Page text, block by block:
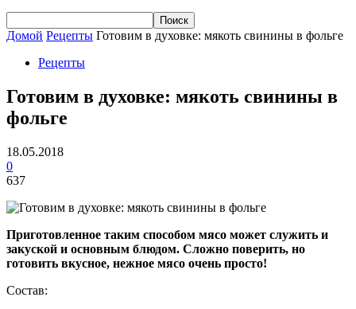
Домой Рецепты Готовим в духовке: мякоть свинины в фольге
Рецепты
Готовим в духовке: мякоть свинины в
фольге
18.05.2018
0
637
Приготовленное таким способом мясо может служить и
закуской и основным блюдом. Сложно поверить, но
готовить вкусное, нежное мясо очень просто!
Состав: